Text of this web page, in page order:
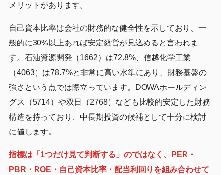
メリットがあります。
自己資本比率は会社の財務的な健全性を示しており、一
般的に30%以上あれば安定経営が見込めると言われま
す。石油資源開発（1662）は72.8%、信越化学工業
（4063）は78.7%と非常に高い水準にあり、財務基盤の
強さという点では際立っています。DOWAホールディン
グス（5714）や双日（2768）なども比較的安定した財務
構造を持っており、中長期投資の候補として十分に検討
に値します。
指標は「1つだけ見て判断する」のではなく、PER・
PBR・ROE・自己資本比率・配当利回りを組み合わせて